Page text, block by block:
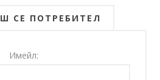
СЕ ПОТРЕБИТЕЛ
Имейл: